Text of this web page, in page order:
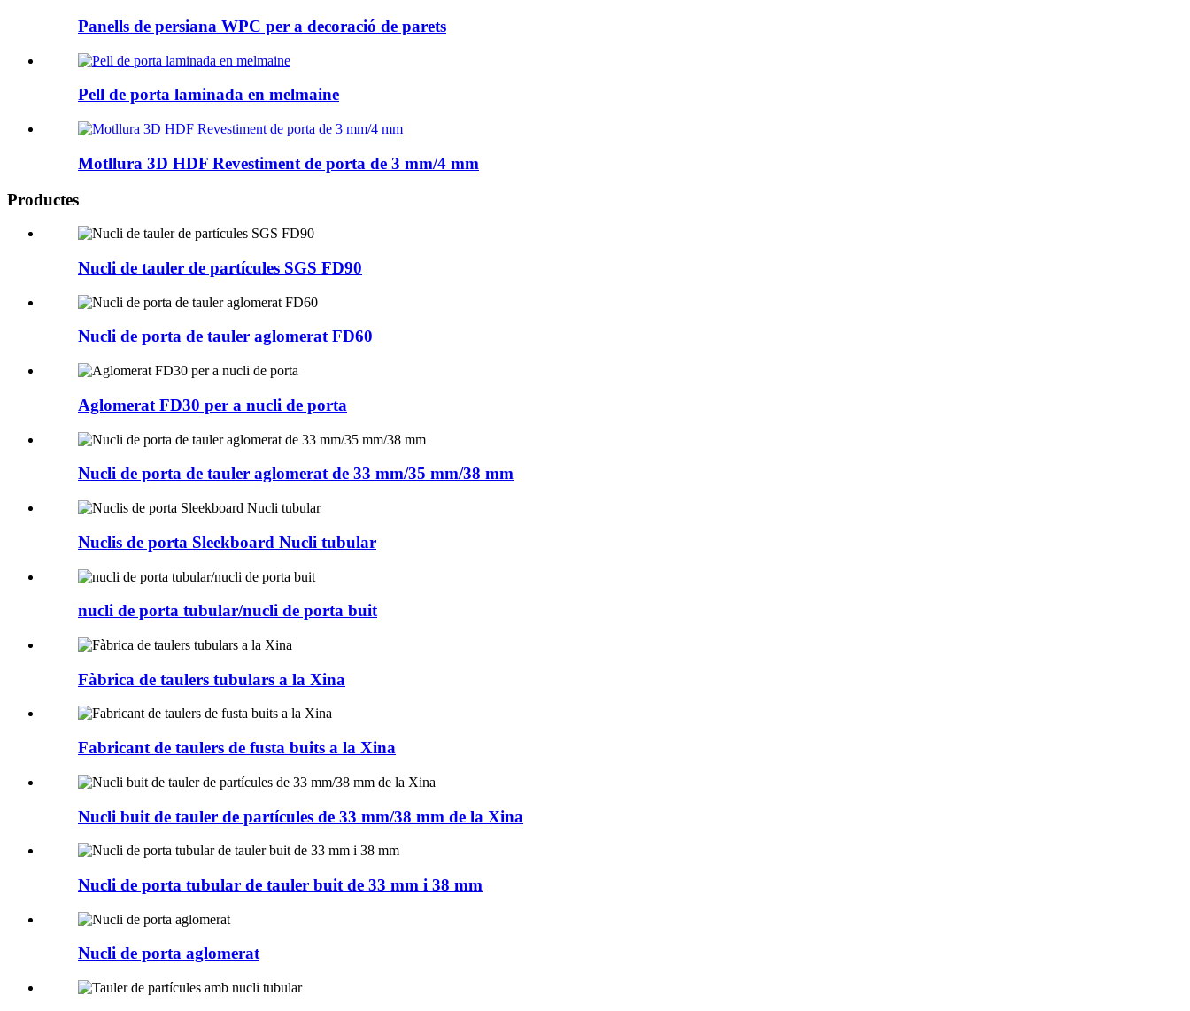
Panells de persiana WPC per a decoració de parets
Pell de porta laminada en melmaine
Motllura 3D HDF Revestiment de porta de 3 mm/4 mm
Productes
Nucli de tauler de partícules SGS FD90
Nucli de porta de tauler aglomerat FD60
Aglomerat FD30 per a nucli de porta
Nucli de porta de tauler aglomerat de 33 mm/35 mm/38 mm
Nuclis de porta Sleekboard Nucli tubular
nucli de porta tubular/nucli de porta buit
Fàbrica de taulers tubulars a la Xina
Fabricant de taulers de fusta buits a la Xina
Nucli buit de tauler de partícules de 33 mm/38 mm de la Xina
Nucli de porta tubular de tauler buit de 33 mm i 38 mm
Nucli de porta aglomerat